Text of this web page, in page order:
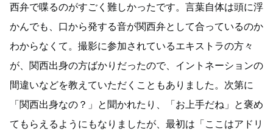
西弁で喋るのがすごく難しかったです。言葉自体は頭に浮
かんでも、口から発する音が関西弁として合っているのか
わからなくて。撮影に参加されているエキストラの方々
が、関西出身の方ばかりだったので、イントネーションの
間違いなどを教えていただくこともありました。次第に
「関西出身なの？」と聞かれたり、「お上手だね」と褒め
てもらえるようにもなりましたが、最初は「ここはアドリ